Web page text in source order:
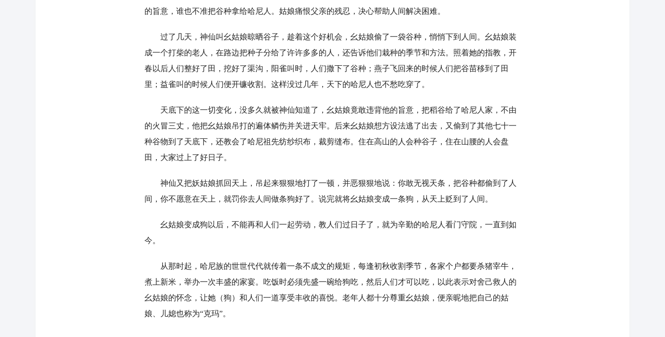
的旨意，谁也不准把谷种拿给哈尼人。姑娘痛恨父亲的残忍，决心帮助人间解决困难。
过了几天，神仙叫幺姑娘晾晒谷子，趁着这个好机会，幺姑娘偷了一袋谷种，悄悄下到人间。幺姑娘装
成一个打柴的老人，在路边把种子分给了许许多多的人，还告诉他们栽种的季节和方法。照着她的指教，开
春以后人们整好了田，挖好了渠沟，阳雀叫时，人们撒下了谷种；燕子飞回来的时候人们把谷苗移到了田
里；益雀叫的时候人们便开镰收割。这样没过几年，天下的哈尼人也不愁吃穿了。
天底下的这一切变化，没多久就被神仙知道了，幺姑娘竟敢违背他的旨意，把稻谷给了哈尼人家，不由
的火冒三丈，他把幺姑娘吊打的遍体鳞伤并关进天牢。后来幺姑娘想方设法逃了出去，又偷到了其他七十一
种谷物到了天底下，还教会了哈尼祖先纺纱织布，裁剪缝布。住在高山的人会种谷子，住在山腰的人会盘
田，大家过上了好日子。
神仙又把妖姑娘抓回天上，吊起来狠狠地打了一顿，并恶狠狠地说：你敢无视天条，把谷种都偷到了人
间，你不愿意在天上，就罚你去人间做条狗好了。说完就将幺姑娘变成一条狗，从天上贬到了人间。
幺姑娘变成狗以后，不能再和人们一起劳动，教人们过日子了，就为辛勤的哈尼人看门守院，一直到如
今。
从那时起，哈尼族的世世代代就传着一条不成文的规矩，每逢初秋收割季节，各家个户都要杀猪宰牛，
煮上新米，举办一次丰盛的家宴。吃饭时必须先盛一碗给狗吃，然后人们才可以吃，以此表示对舍己救人的
幺姑娘的怀念，让她（狗）和人们一道享受丰收的喜悦。老年人都十分尊重幺姑娘，便亲昵地把自己的姑
娘、儿媳也称为“克玛”。